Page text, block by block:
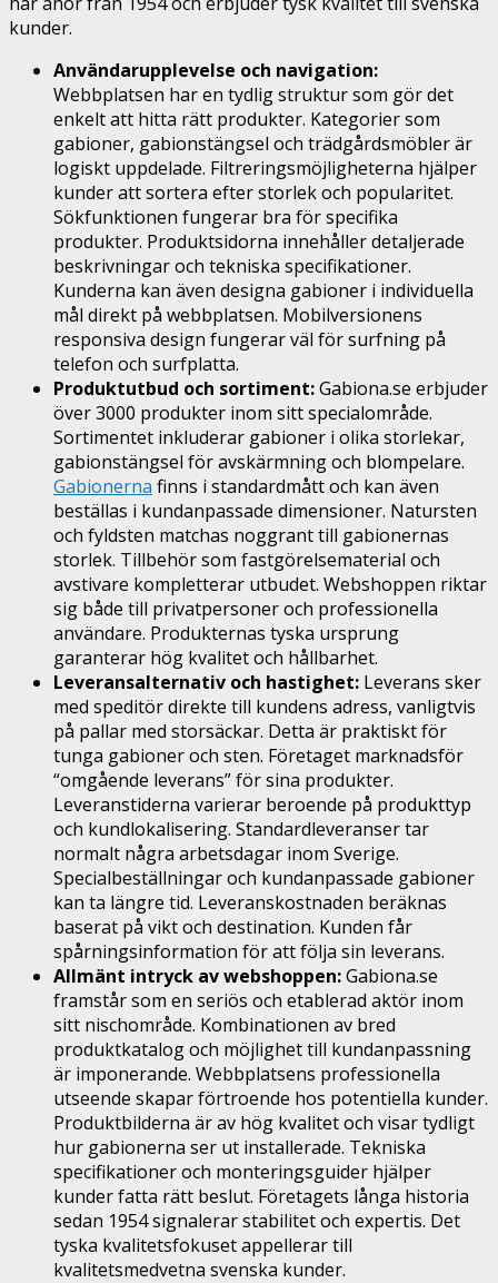
kunder.
Användarupplevelse och navigation:
Webbplatsen har en tydlig struktur som gör det
enkelt att hitta rätt produkter. Kategorier som
gabioner, gabionstängsel och trädgårdsmöbler är
logiskt uppdelade. Filtreringsmöjligheterna hjälper
kunder att sortera efter storlek och popularitet.
Sökfunktionen fungerar bra för specifika
produkter. Produktsidorna innehåller detaljerade
beskrivningar och tekniska specifikationer.
Kunderna kan även designa gabioner i individuella
mål direkt på webbplatsen. Mobilversionens
responsiva design fungerar väl för surfning på
telefon och surfplatta.
Produktutbud och sortiment:Gabiona.se erbjuder
över 3000 produkter inom sitt specialområde.
Sortimentet inkluderar gabioner i olika storlekar,
gabionstängsel för avskärmning och blompelare.
Gabionerna finns i standardmått och kan även
beställas i kundanpassade dimensioner. Natursten
och fyldsten matchas noggrant till gabionernas
storlek. Tillbehör som fastgörelsematerial och
avstivare kompletterar utbudet. Webshoppen riktar
sig både till privatpersoner och professionella
användare. Produkternas tyska ursprung
garanterar hög kvalitet och hållbarhet.
Leveransalternativ och hastighet: Leverans sker
med speditör direkte till kundens adress, vanligtvis
på pallar med storsäckar. Detta är praktiskt för
tunga gabioner och sten. Företaget marknadsför
“omgående leverans” för sina produkter.
Leveranstiderna varierar beroende på produkttyp
och kundlokalisering. Standardleveranser tar
normalt några arbetsdagar inom Sverige.
Specialbeställningar och kundanpassade gabioner
kan ta längre tid. Leveranskostnaden beräknas
baserat på vikt och destination. Kunden får
spårningsinformation för att följa sin leverans.
Allmänt intryck av webshoppen:Gabiona.se
framstår som en seriös och etablerad aktör inom
sitt nischområde. Kombinationen av bred
produktkatalog och möjlighet till kundanpassning
är imponerande. Webbplatsens professionella
utseende skapar förtroende hos potentiella kunder.
Produktbilderna är av hög kvalitet och visar tydligt
hur gabionerna ser ut installerade. Tekniska
specifikationer och monteringsguider hjälper
kunder fatta rätt beslut. Företagets långa historia
sedan 1954 signalerar stabilitet och expertis. Det
tyska kvalitetsfokuset appellerar till
kvalitetsmedvetna svenska kunder.